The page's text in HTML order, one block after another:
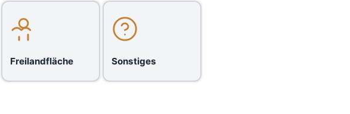
Freilandfläche Sonstiges